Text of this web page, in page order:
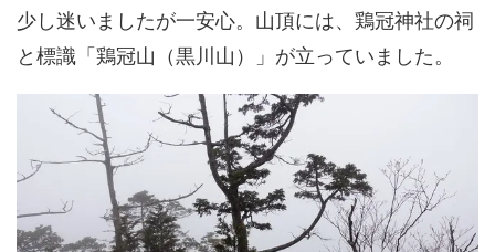
少し迷いましたが一安心。山頂には、鶏冠神社の祠
と標識「鶏冠山（黒川山）」が立っていました。